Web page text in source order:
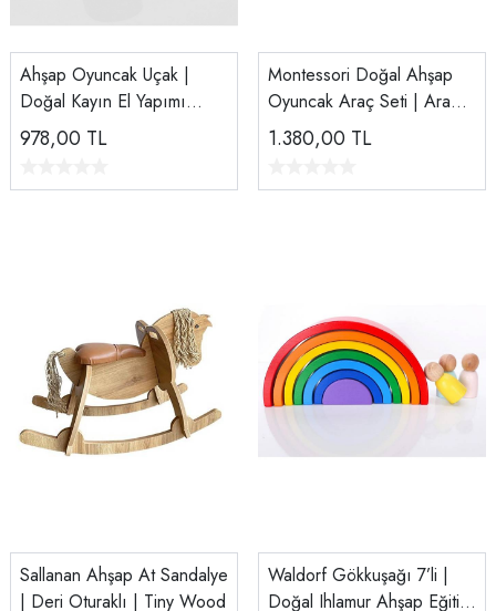
Ahşap Oyuncak Uçak |
Doğal Kayın El Yapımı
Montessori Oyuncak
978,00 TL
Montessori Doğal Ahşap
Oyuncak Araç Seti | Araba,
Kamyon, Dolmuş 3’lü Set
1.380,00 TL
Sallanan Ahşap At Sandalye
| Deri Oturaklı | Tiny Wood
Waldorf Gökkuşağı 7’li |
Doğal Ihlamur Ahşap Eğitici